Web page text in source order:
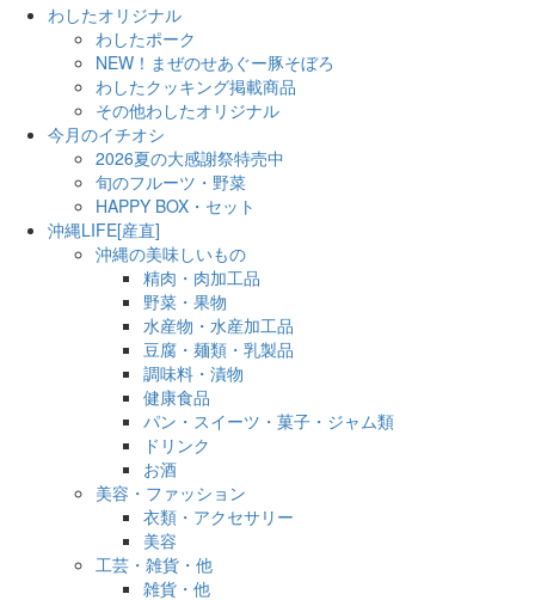
わしたオリジナル
わしたポーク
NEW！まぜのせあぐー豚そぼろ
わしたクッキング掲載商品
その他わしたオリジナル
今月のイチオシ
2026夏の大感謝祭特売中
旬のフルーツ・野菜
HAPPY BOX・セット
沖縄LIFE[産直]
沖縄の美味しいもの
精肉・肉加工品
野菜・果物
水産物・水産加工品
豆腐・麺類・乳製品
調味料・漬物
健康食品
パン・スイーツ・菓子・ジャム類
ドリンク
お酒
美容・ファッション
衣類・アクセサリー
美容
工芸・雑貨・他
雑貨・他